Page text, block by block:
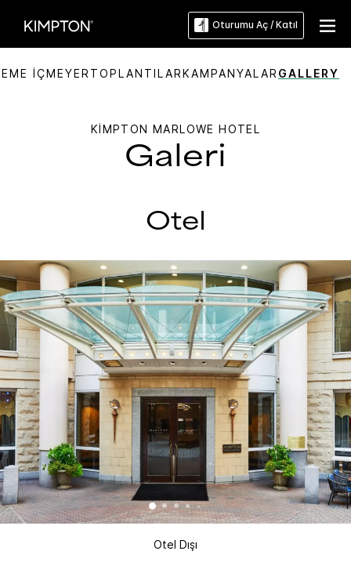
Oturumu Aç / Katıl
İÇMEYER TOPLANTILARKAMPANYALAR GALLERY
KIMPTON MARLOWE HOTEL
Galeri
Otel
Otel Dışı